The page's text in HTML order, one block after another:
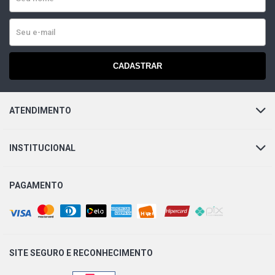
CADASTRAR
ATENDIMENTO
INSTITUCIONAL
PAGAMENTO
SITE SEGURO E RECONHECIMENTO